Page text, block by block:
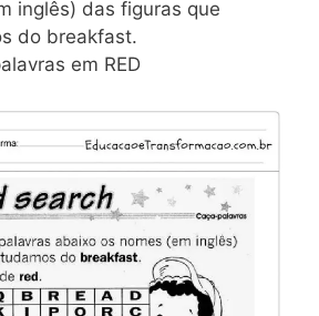
inglês) das figuras que
do breakfast.
em RED